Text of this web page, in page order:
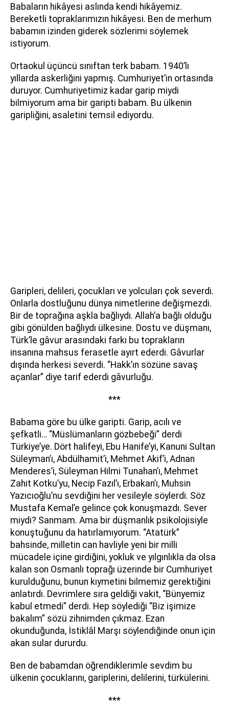
Babaların hikâyesi aslında kendi hikâyemiz.
Bereketli topraklarımızın hikâyesi. Ben de merhum
babamın izinden giderek sözlerimi söylemek
istiyorum.
Ortaokul üçüncü sınıftan terk babam. 1940’lı
yıllarda askerliğini yapmış. Cumhuriyet’in ortasında
duruyor. Cumhuriyetimiz kadar garip miydi
bilmiyorum ama bir garipti babam. Bu ülkenin
garipliğini, asaletini temsil ediyordu.
Garipleri, delileri, çocukları ve yolcuları çok severdi.
Onlarla dostluğunu dünya nimetlerine değişmezdi.
Bir de toprağına aşkla bağlıydı. Allah’a bağlı olduğu
gibi gönülden bağlıydı ülkesine. Dostu ve düşmanı,
Türk’le gâvur arasındaki farkı bu toprakların
insanına mahsus ferasetle ayırt ederdi. Gâvurlar
dışında herkesi severdi. “Hakk’ın sözüne savaş
açanlar” diye tarif ederdi gâvurluğu.
***
Babama göre bu ülke garipti. Garip, acılı ve
şefkatli… “Müslümanların gözbebeği” derdi
Türkiye’ye. Dört halifeyi, Ebu Hanife’yi, Kanuni Sultan
Süleyman’ı, Abdülhamit’i, Mehmet Akif’i, Adnan
Menderes’i, Süleyman Hilmi Tunahan’ı, Mehmet
Zahit Kotku’yu, Necip Fazıl’ı, Erbakan’ı, Muhsin
Yazıcıoğlu’nu sevdiğini her vesileyle söylerdi. Söz
Mustafa Kemal’e gelince çok konuşmazdı. Sever
miydi? Sanmam. Ama bir düşmanlık psikolojisiyle
konuştuğunu da hatırlamıyorum. “Atatürk”
bahsinde, milletin can havliyle yeni bir milli
mücadele içine girdiğini, yokluk ve yılgınlıkla da olsa
kalan son Osmanlı toprağı üzerinde bir Cumhuriyet
kurulduğunu, bunun kıymetini bilmemiz gerektiğini
anlatırdı. Devrimlere sıra geldiği vakit, “Bünyemiz
kabul etmedi” derdi. Hep söylediği “Biz işimize
bakalım” sözü zihnimden çıkmaz. Ezan
okunduğunda, İstiklâl Marşı söylendiğinde onun için
akan sular dururdu.
Ben de babamdan öğrendiklerimle sevdim bu
ülkenin çocuklarını, gariplerini, delilerini, türkülerini.
***